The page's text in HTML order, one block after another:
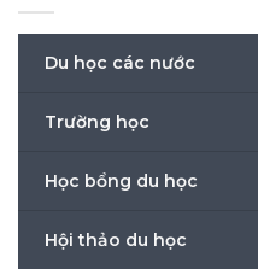
Du học các nước
Trường học
Học bổng du học
Hội thảo du học